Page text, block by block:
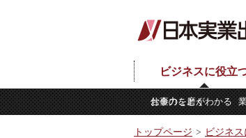
ビジネスに役立
仕事力を磨く
お金のことがわかる
トップページ ビジネ